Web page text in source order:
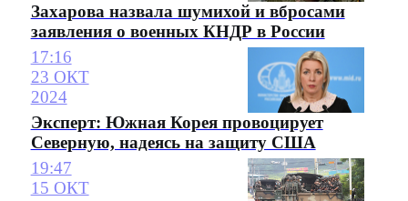
Захарова назвала шумихой и вбросами
заявления о военных КНДР в России
17:16
23 ОКТ
2024
Эксперт: Южная Корея провоцирует
Северную, надеясь на защиту США
19:47
15 ОКТ